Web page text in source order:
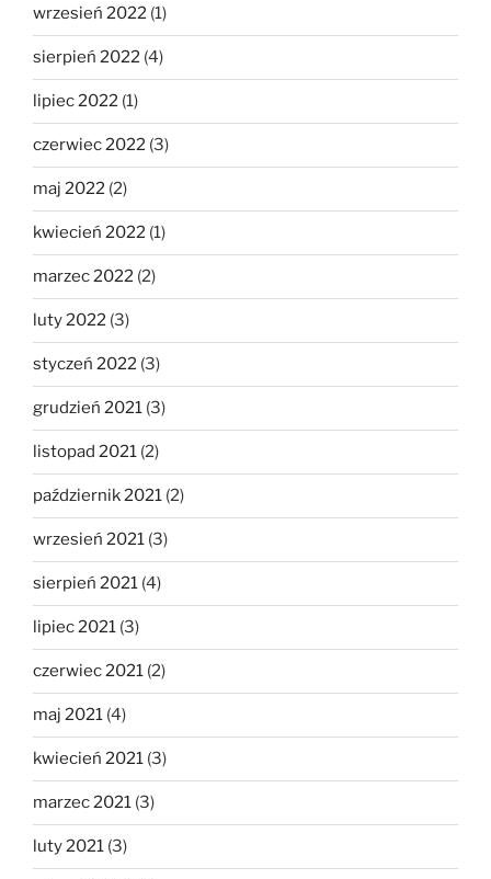
wrzesień 2022 (1)
sierpień 2022 (4)
lipiec 2022 (1)
czerwiec 2022 (3)
maj 2022 (2)
kwiecień 2022 (1)
marzec 2022 (2)
luty 2022 (3)
styczeń 2022 (3)
grudzień 2021 (3)
listopad 2021 (2)
październik 2021 (2)
wrzesień 2021 (3)
sierpień 2021 (4)
lipiec 2021 (3)
czerwiec 2021 (2)
maj 2021 (4)
kwiecień 2021 (3)
marzec 2021 (3)
luty 2021 (3)